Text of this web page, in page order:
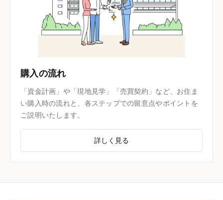
購入の流れ
「資金計画」や「現地見学」「売買契約」など、お住ま
い購入時の流れと、各ステップでの留意点やポイントを
ご説明いたします。
詳しく見る